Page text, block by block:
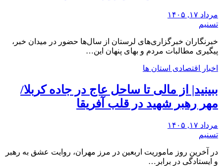
مرداد ۱۷, ۱۴۰۵
تسنیم
خبرنگاران خبرگزاری‌های لرستان از سال‌ها حضور در میدان خبر،
پیگیری مطالبات مردم و بهای پنهان این…
اخبار اقتصادی استان ها
ببینید| از مالی تا ساحل عاج در جاده کربلا/
مهر رهبر شهید در قلب آفریقا
مرداد ۱۷, ۱۴۰۵
تسنیم
در آخرین روز ماموریت اربعین در مرز مهران، روایت عشق به رهبر
و ایستادگی در برابر…